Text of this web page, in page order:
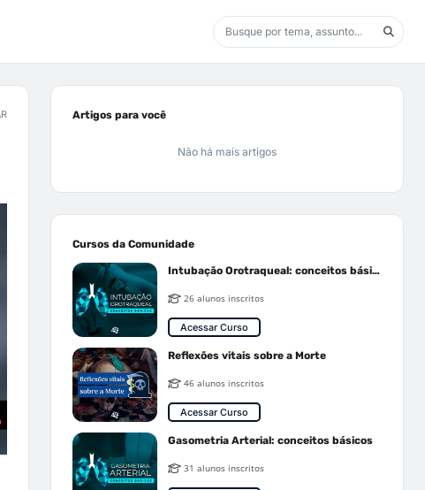
Artigos para você
Não há mais artigos
Cursos da Comunidade
Intubação Orotraqueal: conceitos básicos
26 alunos inscritos
Acessar Curso
Reflexões vitais sobre a Morte
46 alunos inscritos
Acessar Curso
Gasometria Arterial: conceitos básicos
31 alunos inscritos